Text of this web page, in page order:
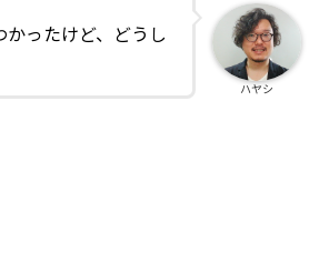
かったけど、どうし
ハヤシ